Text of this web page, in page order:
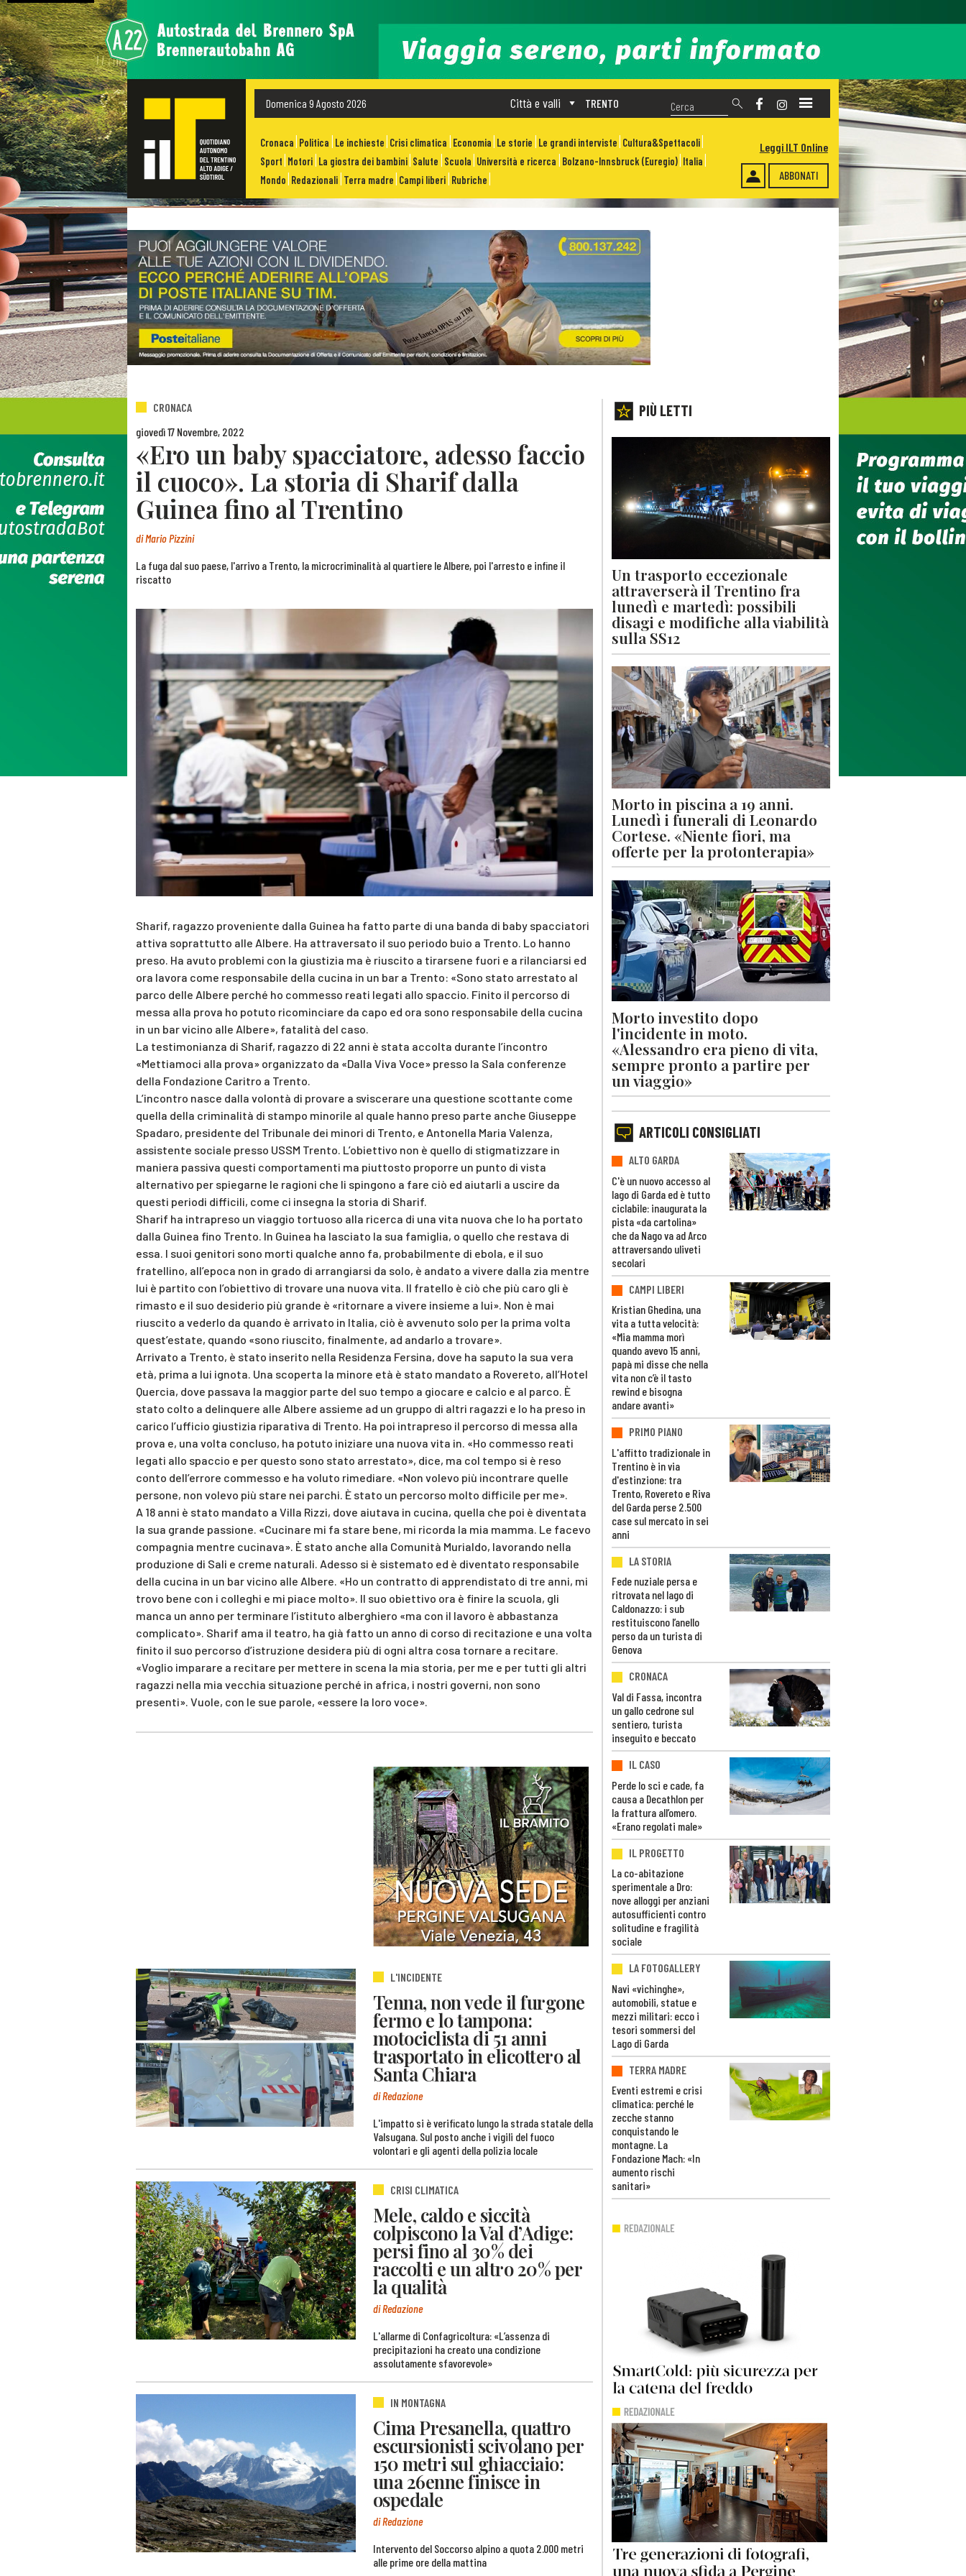
Domenica 9 Agosto 2026 TRENTO
Città e valli
Cronaca Politica Le inchieste Crisi climatica Economia Le storie Le grandi interviste Cultura&Spettacoli
Sport Motori La giostra dei bambini Salute Scuola Università e ricerca Bolzano-Innsbruck (Euregio) Italia
Mondo Redazionali Terra madre Campi liberi Rubriche ABBONATI
Leggi ILT Online
CRONACA
giovedì 17 Novembre, 2022
«Ero un baby spacciatore, adesso faccio
il cuoco». La storia di Sharif dalla
Guinea fino al Trentino
diMario Pizzini
La fuga dal suo paese, l'arrivo a Trento, la microcriminalità al quartiere le Albere, poi l'arresto e infine il
riscatto
Sharif, ragazzo proveniente dalla Guinea ha fatto parte di una banda di baby spacciatori
attiva soprattutto alle Albere. Ha attraversato il suo periodo buio a Trento. Lo hanno
preso. Ha avuto problemi con la giustizia ma è riuscito a tirarsene fuori e a rilanciarsi ed
ora lavora come responsabile della cucina in un bar a Trento: «Sono stato arrestato al
parco delle Albere perché ho commesso reati legati allo spaccio. Finito il percorso di
messa alla prova ho potuto ricominciare da capo ed ora sono responsabile della cucina
in un bar vicino alle Albere», fatalità del caso.
La testimonianza di Sharif, ragazzo di 22 anni è stata accolta durante l’incontro
«Mettiamoci alla prova» organizzato da «Dalla Viva Voce» presso la Sala conferenze
della Fondazione Caritro a Trento.
L’incontro nasce dalla volontà di provare a sviscerare una questione scottante come
quella della criminalità di stampo minorile al quale hanno preso parte anche Giuseppe
Spadaro, presidente del Tribunale dei minori di Trento, e Antonella Maria Valenza,
assistente sociale presso USSM Trento. L’obiettivo non è quello di stigmatizzare in
maniera passiva questi comportamenti ma piuttosto proporre un punto di vista
alternativo per spiegarne le ragioni che li spingono a fare ciò ed aiutarli a uscire da
questi periodi difficili, come ci insegna la storia di Sharif.
Sharif ha intrapreso un viaggio tortuoso alla ricerca di una vita nuova che lo ha portato
dalla Guinea fino Trento. In Guinea ha lasciato la sua famiglia, o quello che restava di
essa. I suoi genitori sono morti qualche anno fa, probabilmente di ebola, e il suo
fratellino, all’epoca non in grado di arrangiarsi da solo, è andato a vivere dalla zia mentre
lui è partito con l’obiettivo di trovare una nuova vita. Il fratello è ciò che più caro gli è
rimasto e il suo desiderio più grande è «ritornare a vivere insieme a lui». Non è mai
riuscito a vederlo da quando è arrivato in Italia, ciò è avvenuto solo per la prima volta
quest’estate, quando «sono riuscito, finalmente, ad andarlo a trovare».
Arrivato a Trento, è stato inserito nella Residenza Fersina, dove ha saputo la sua vera
età, prima a lui ignota. Una scoperta la minore età è stato mandato a Rovereto, all’Hotel
Quercia, dove passava la maggior parte del suo tempo a giocare e calcio e al parco. È
stato colto a delinquere alle Albere assieme ad un gruppo di altri ragazzi e lo ha preso in
carico l’ufficio giustizia riparativa di Trento. Ha poi intrapreso il percorso di messa alla
prova e, una volta concluso, ha potuto iniziare una nuova vita in. «Ho commesso reati
legati allo spaccio e per questo sono stato arrestato», dice, ma col tempo si è reso
conto dell’errore commesso e ha voluto rimediare. «Non volevo più incontrare quelle
persone, non volevo più stare nei parchi. È stato un percorso molto difficile per me».
A 18 anni è stato mandato a Villa Rizzi, dove aiutava in cucina, quella che poi è diventata
la sua grande passione. «Cucinare mi fa stare bene, mi ricorda la mia mamma. Le facevo
compagnia mentre cucinava». È stato anche alla Comunità Murialdo, lavorando nella
produzione di Sali e creme naturali. Adesso si è sistemato ed è diventato responsabile
della cucina in un bar vicino alle Albere. «Ho un contratto di apprendistato di tre anni, mi
trovo bene con i colleghi e mi piace molto». Il suo obiettivo ora è finire la scuola, gli
manca un anno per terminare l’istituto alberghiero «ma con il lavoro è abbastanza
complicato». Sharif ama il teatro, ha già fatto un anno di corso di recitazione e una volta
finito il suo percorso d’istruzione desidera più di ogni altra cosa tornare a recitare.
«Voglio imparare a recitare per mettere in scena la mia storia, per me e per tutti gli altri
ragazzi nella mia vecchia situazione perché in africa, i nostri governi, non sono
presenti». Vuole, con le sue parole, «essere la loro voce».
L'INCIDENTE
Tenna, non vede il furgone
fermo e lo tampona:
motociclista di 51 anni
trasportato in elicottero al
Santa Chiara
di Redazione
L'impatto si è verificato lungo la strada statale della
Valsugana. Sul posto anche i vigili del fuoco
volontari e gli agenti della polizia locale
CRISI CLIMATICA
Mele, caldo e siccità
colpiscono la Val d’Adige:
persi fino al 30% dei
raccolti e un altro 20% per
la qualità
di Redazione
L'allarme di Confagricoltura: «L’assenza di
precipitazioni ha creato una condizione
assolutamente sfavorevole»
IN MONTAGNA
Cima Presanella, quattro
escursionisti scivolano per
150 metri sul ghiacciaio:
una 26enne finisce in
ospedale
di Redazione
Intervento del Soccorso alpino a quota 2.000 metri
alle prime ore della mattina
PIÙ LETTI
Un trasporto eccezionale
attraverserà il Trentino fra
lunedì e martedì: possibili
disagi e modifiche alla viabilità
sulla SS12
Morto in piscina a 19 anni.
Lunedì i funerali di Leonardo
Cortese. «Niente fiori, ma
offerte per la protonterapia»
Morto investito dopo
l'incidente in moto.
«Alessandro era pieno di vita,
sempre pronto a partire per
un viaggio»
ARTICOLI CONSIGLIATI
ALTO GARDA
C'è un nuovo accesso al
lago di Garda ed è tutto
ciclabile: inaugurata la
pista «da cartolina»
che da Nago va ad Arco
attraversando uliveti
secolari
CAMPI LIBERI
Kristian Ghedina, una
vita a tutta velocità:
«Mia mamma morì
quando avevo 15 anni,
papà mi disse che nella
vita non c’è il tasto
rewind e bisogna
andare avanti»
PRIMO PIANO
L'affitto tradizionale in
Trentino è in via
d'estinzione: tra
Trento, Rovereto e Riva
del Garda perse 2.500
case sul mercato in sei
anni
LA STORIA
Fede nuziale persa e
ritrovata nel lago di
Caldonazzo: i sub
restituiscono l’anello
perso da un turista di
Genova
CRONACA
Val di Fassa, incontra
un gallo cedrone sul
sentiero, turista
inseguito e beccato
IL CASO
Perde lo sci e cade, fa
causa a Decathlon per
la frattura all’omero.
«Erano regolati male»
IL PROGETTO
La co-abitazione
sperimentale a Dro:
nove alloggi per anziani
autosufficienti contro
solitudine e fragilità
sociale
LA FOTOGALLERY
Navi «vichinghe»,
automobili, statue e
mezzi militari: ecco i
tesori sommersi del
Lago di Garda
TERRA MADRE
Eventi estremi e crisi
climatica: perché le
zecche stanno
conquistando le
montagne. La
Fondazione Mach: «In
aumento rischi
sanitari»